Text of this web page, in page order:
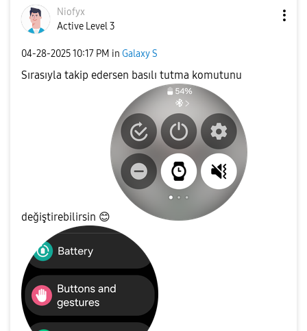
Niofyx
Active Level 3
‎04-28-202510:17 PM in Galaxy S
Sırasıyla takip edersen basılı tutma komutunu
değiştirebilirsin 😊